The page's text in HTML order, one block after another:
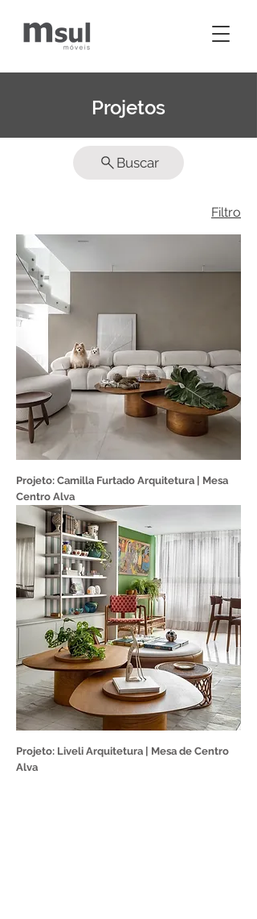
Projetos
Buscar
Filtro
Projeto: Camilla Furtado Arquitetura | Mesa
Centro Alva
Projeto: Liveli Arquitetura | Mesa de Centro
Alva